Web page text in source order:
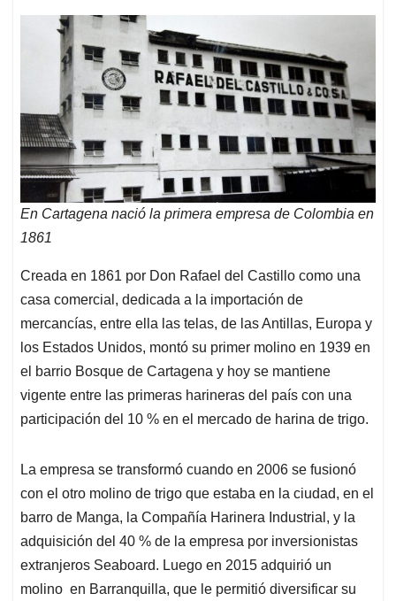
En Cartagena nació la primera empresa de Colombia en
1861
Creada en 1861 por Don Rafael del Castillo como una
casa comercial, dedicada a la importación de
mercancías, entre ella las telas, de las Antillas, Europa y
los Estados Unidos, montó su primer molino en 1939 en
el barrio Bosque de Cartagena y hoy se mantiene
vigente entre las primeras harineras del país con una
participación del 10 % en el mercado de harina de trigo.
La empresa se transformó cuando en 2006 se fusionó
con el otro molino de trigo que estaba en la ciudad, en el
barro de Manga, la Compañía Harinera Industrial, y la
adquisición del 40 % de la empresa por inversionistas
extranjeros Seaboard. Luego en 2015 adquirió un
molino en Barranquilla, que le permitió diversificar su